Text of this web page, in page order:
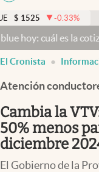
Economía y Política
Finanzas y Mercados
Mercados Online
Negocios
Columnistas
Otras secciones
-0.33% DÓLAR
es la cotización del
El Cronista
Atención
Cambia la
50% menos
diciembre
El Gobierno de la